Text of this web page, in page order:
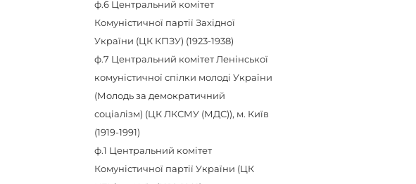
ф.6 Центральний комітет
Комуністичної партії Західної
України (ЦК КПЗУ) (1923-1938)
ф.7 Центральний комітет Ленінської
комуністичної спілки молоді України
(Молодь за демократичний
соціалізм) (ЦК ЛКСМУ (МДС)), м. Київ
(1919-1991)
ф.1 Центральний комітет
Комуністичної партії України (ЦК